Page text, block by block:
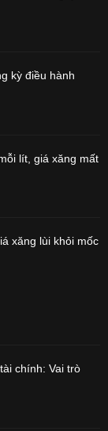
kỳ điều hành
lít, giá xăng mất
xăng lùi khỏi mốc
chính: Vai trò